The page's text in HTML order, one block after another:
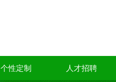
个性定制 人才招聘